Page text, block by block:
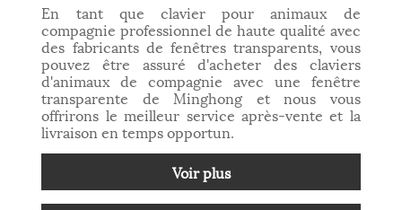
En tant que clavier pour animaux de
compagnie professionnel de haute qualité avec
des fabricants de fenêtres transparents, vous
pouvez être assuré d'acheter des claviers
d'animaux de compagnie avec une fenêtre
transparente de Minghong et nous vous
offrirons le meilleur service après-vente et la
livraison en temps opportun.
Voir plus